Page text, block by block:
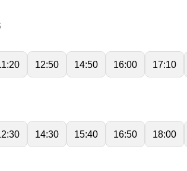
12:50 14:50 16:00 17:10
14:30 15:40 16:50 18:00